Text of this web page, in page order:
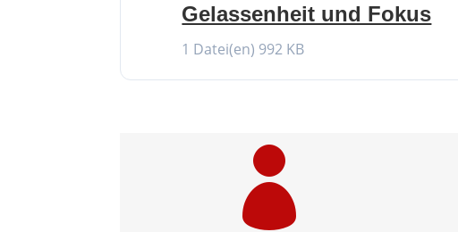
Gelassenheit und Fokus
1 Datei(en) 992 KB
